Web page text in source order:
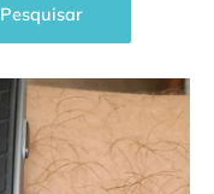
Pesquisar